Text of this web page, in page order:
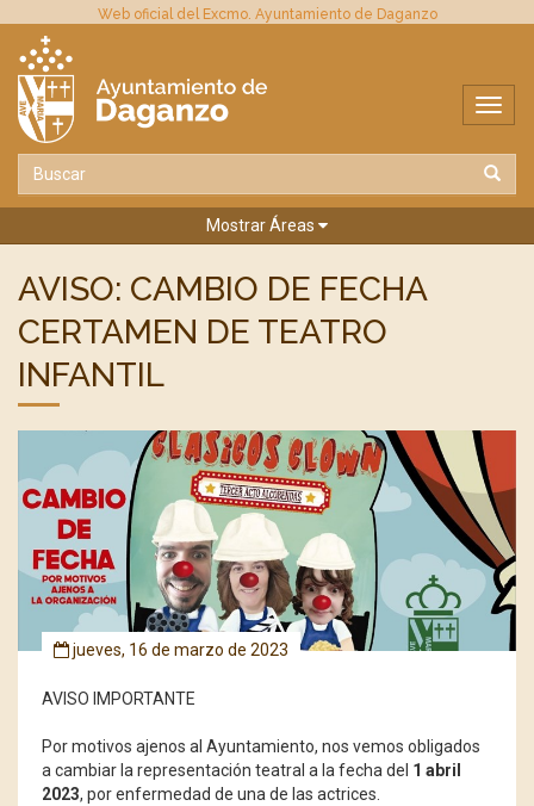
Web oficial del Excmo. Ayuntamiento de Daganzo
Mostrar Áreas
AVISO: CAMBIO DE FECHA
CERTAMEN DE TEATRO
INFANTIL
jueves, 16 de marzo de 2023
AVISO IMPORTANTE
Por motivos ajenos al Ayuntamiento, nos vemos obligados
a cambiar la representación teatral a la fecha del 1 abril
2023, por enfermedad de una de las actrices.